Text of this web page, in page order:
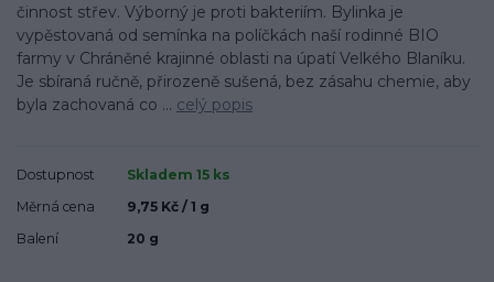
činnost střev. Výborný je proti bakteriím. Bylinka je
vypěstovaná od semínka na políčkách naší rodinné BIO
farmy v Chráněné krajinné oblasti na úpatí Velkého Blaníku.
Je sbíraná ručně, přirozeně sušená, bez zásahu chemie, aby
byla zachovaná co ... celý popis
Dostupnost
Skladem 15 ks
Měrná cena
9,75 Kč / 1 g
Balení
20 g